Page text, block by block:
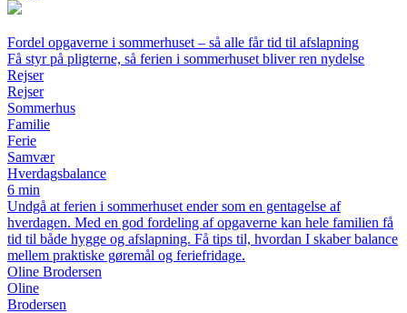
Fordel opgaverne i sommerhuset – så alle får tid til afslapning
Få styr på pligterne, så ferien i sommerhuset bliver ren nydelse
Rejser
Rejser
Sommerhus
Familie
Ferie
Samvær
Hverdagsbalance
6 min
Undgå at ferien i sommerhuset ender som en gentagelse af
hverdagen. Med en god fordeling af opgaverne kan hele familien få
tid til både hygge og afslapning. Få tips til, hvordan I skaber balance
mellem praktiske gøremål og feriefridage.
Oline Brodersen
Oline
Brodersen